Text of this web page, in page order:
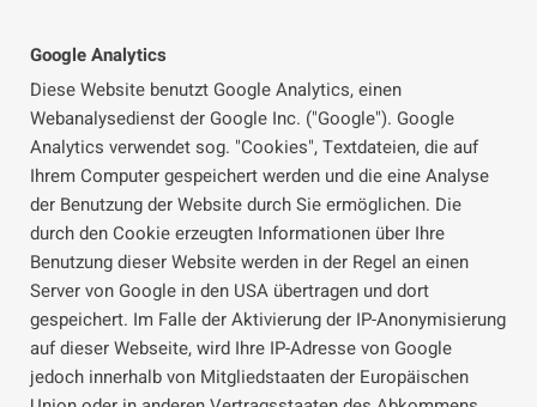
Google Analytics
Diese Website benutzt Google Analytics, einen
Webanalysedienst der Google Inc. ("Google"). Google
Analytics verwendet sog. "Cookies", Textdateien, die auf
Ihrem Computer gespeichert werden und die eine Analyse
der Benutzung der Website durch Sie ermöglichen. Die
durch den Cookie erzeugten Informationen über Ihre
Benutzung dieser Website werden in der Regel an einen
Server von Google in den USA übertragen und dort
gespeichert. Im Falle der Aktivierung der IP-Anonymisierung
auf dieser Webseite, wird Ihre IP-Adresse von Google
jedoch innerhalb von Mitgliedstaaten der Europäischen